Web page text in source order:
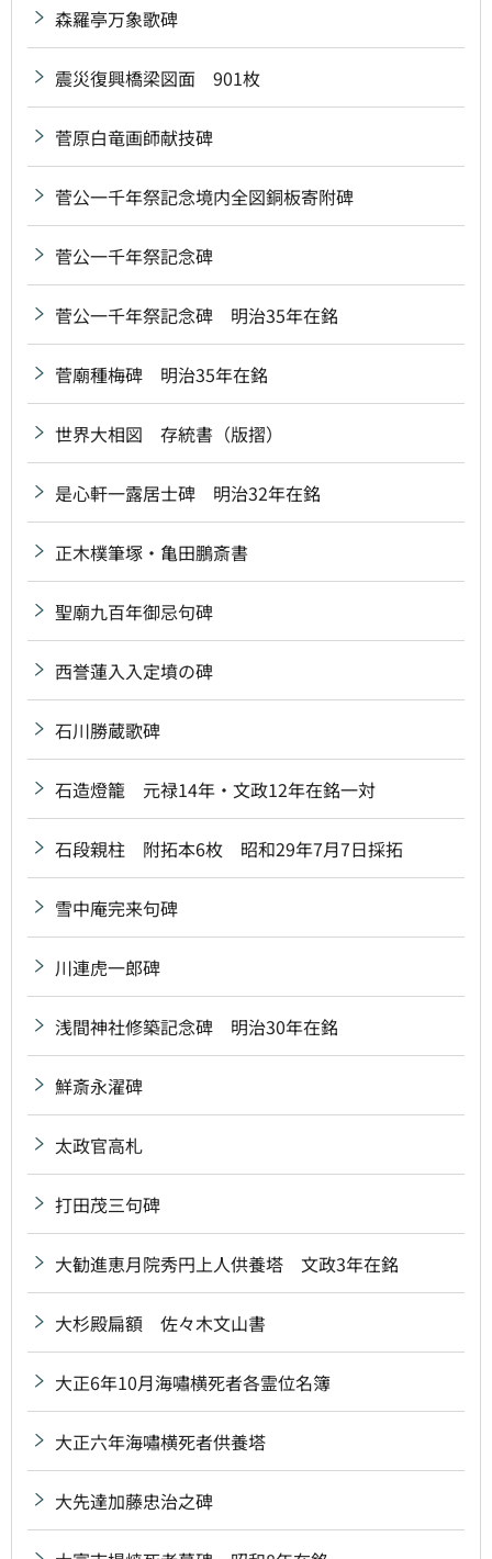
森羅亭万象歌碑
震災復興橋梁図面 901枚
菅原白竜画師献技碑
菅公一千年祭記念境内全図銅板寄附碑
菅公一千年祭記念碑
菅公一千年祭記念碑 明治35年在銘
菅廟種梅碑 明治35年在銘
世界大相図 存統書（版摺）
是心軒一露居士碑 明治32年在銘
正木樸筆塚・亀田鵬斎書
聖廟九百年御忌句碑
西誉蓮入入定墳の碑
石川勝蔵歌碑
石造燈籠 元禄14年・文政12年在銘一対
石段親柱 附拓本6枚 昭和29年7月7日採拓
雪中庵完来句碑
川連虎一郎碑
浅間神社修築記念碑 明治30年在銘
鮮斎永濯碑
太政官高札
打田茂三句碑
大勧進恵月院秀円上人供養塔 文政3年在銘
大杉殿扁額 佐々木文山書
大正6年10月海嘯横死者各霊位名簿
大正六年海嘯横死者供養塔
大先達加藤忠治之碑